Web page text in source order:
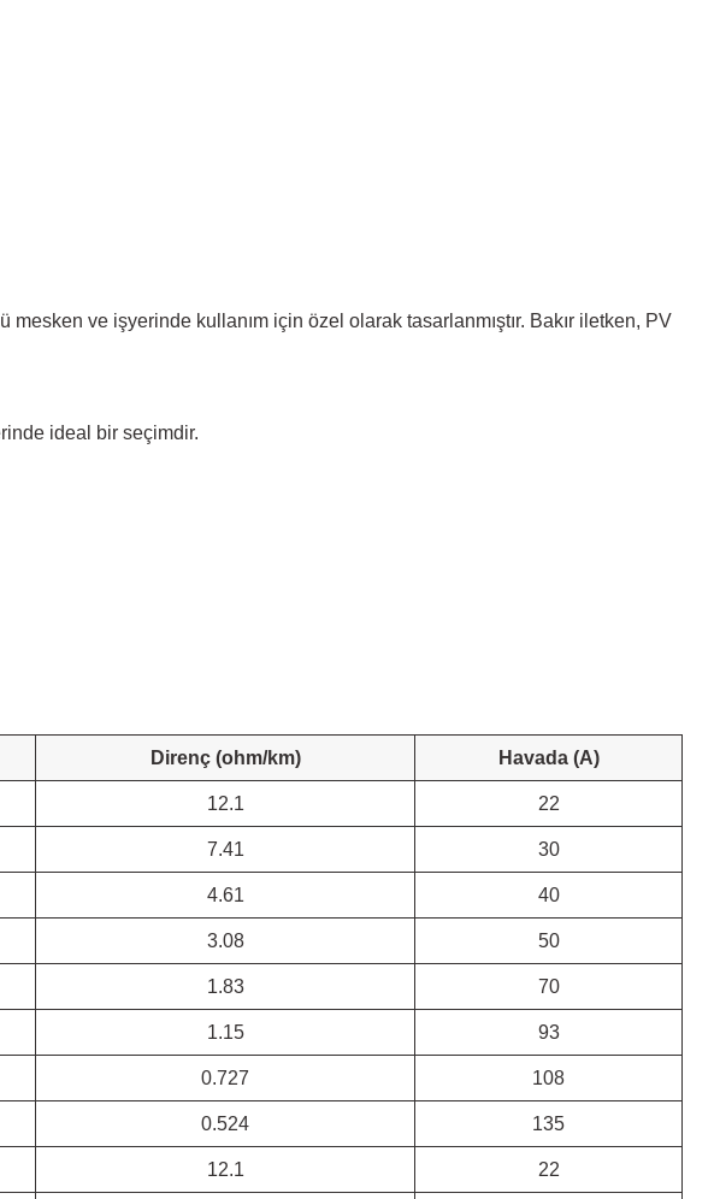
ve işyerinde kullanım için özel olarak tasarlanmıştır. Bakır iletken, PV
ideal bir seçimdir.
Direnç (ohm/km) Havada (A)
12.1 22
7.41 30
4.61 40
3.08 50
1.83 70
1.15 93
0.727 108
0.524 135
12.1 22